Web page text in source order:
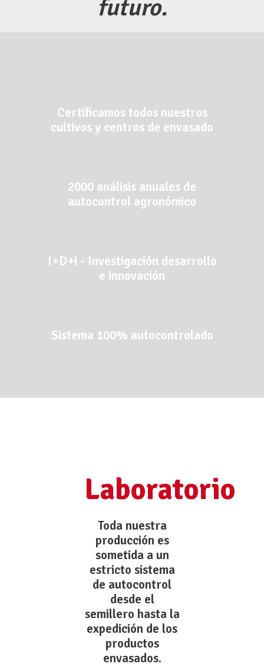
futuro.
Certificamos todos nuestros
cultivos y centros de envasado
2000 análisis anuales de
autocontrol agronómico
I+D+i - Investigación desarrollo
e innovación
Sistema 100% autocontrolado
Laboratorio
Toda nuestra
producción es
sometida a un
estricto sistema
de autocontrol
desde el
semillero hasta la
expedición de los
productos
envasados.